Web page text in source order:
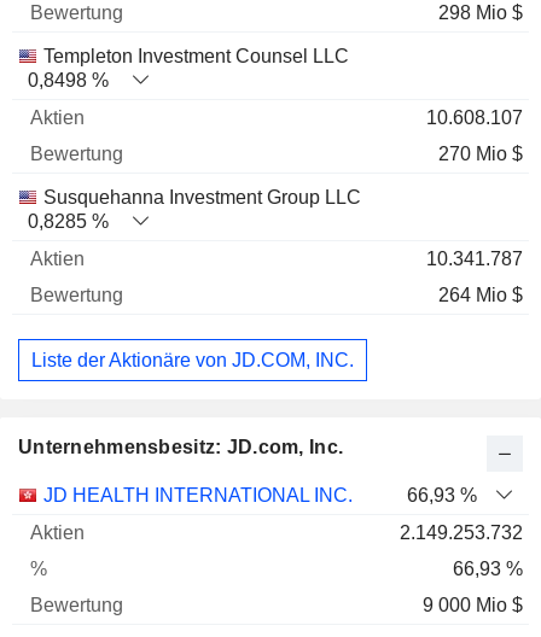
298 Mio $
Templeton Investment Counsel LLC
0,8498 %
10.608.107
270 Mio $
Susquehanna Investment Group LLC
0,8285 %
10.341.787
264 Mio $
Liste der Aktionäre von JD.COM, INC.
Unternehmensbesitz: JD.com, Inc.
Name Aktien % Bewertung
JD HEALTH INTERNATIONAL INC.
66,93 %
2.149.253.732
66,93 %
9 000 Mio $